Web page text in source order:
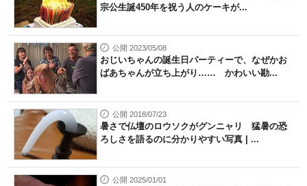
宗公生誕450年を祝う人のケーキが...
公開 2023/05/08
おじいちゃんの誕生日パーティーで、なぜかお
ばあちゃんが立ち上がり…… かわいい勘...
公開 2018/07/23
暑さで仏壇のロウソクがグンニャリ 猛暑の恐
ろしさを語るのに分かりやすい写真 | ...
公開 2025/01/01